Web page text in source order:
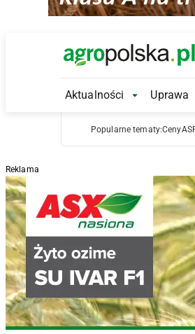
Main Logo
Aktualności Uprawa
Popularne tematy:Ceny
Reklama